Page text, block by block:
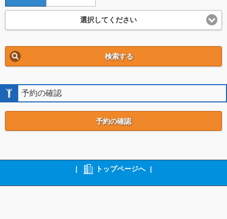
選択してください
検索する
予約の確認
予約の確認
| トップページへ |